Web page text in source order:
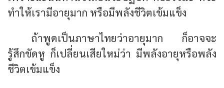
ทำให้เรามีอายุมาก หรือมีพลังชีวิตเข้มแข็ง
ถ้าพูดเป็นภาษาไทยว่าอายุมาก ก็อาจจะ
รู้สึกขัดหู ก็เปลี่ยนเสียใหม่ว่า มีพลังอายุหรือพลัง
ชีวิตเข้มแข็ง